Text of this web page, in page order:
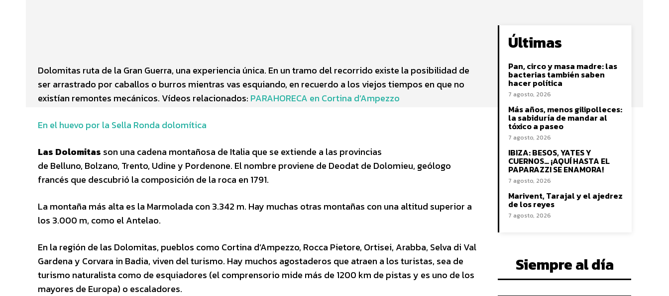
Dolomitas ruta de la Gran Guerra, una experiencia única. En un tramo del recorrido existe la posibilidad de
ser arrastrado por caballos o burros mientras vas esquiando, en recuerdo a los viejos tiempos en que no
existían remontes mecánicos. Vídeos relacionados: PARAHORECA en Cortina d’Ampezzo
En el huevo por la Sella Ronda dolomítica
Las Dolomitas son una cadena montañosa de Italia que se extiende a las provincias
de Belluno, Bolzano, Trento, Udine y Pordenone. El nombre proviene de Deodat de Dolomieu, geólogo
francés que descubrió la composición de la roca en 1791.
La montaña más alta es la Marmolada con 3.342 m. Hay muchas otras montañas con una altitud superior a
los 3.000 m, como el Antelao.
En la región de las Dolomitas, pueblos como Cortina d’Ampezzo, Rocca Pietore, Ortisei, Arabba, Selva di Val
Gardena y Corvara in Badia, viven del turismo. Hay muchos agostaderos que atraen a los turistas, sea de
turismo naturalista como de esquiadores (el comprensorio mide más de 1200 km de pistas y es uno de los
mayores de Europa) o escaladores.
Últimas
Pan, circo y masa madre: las
bacterias también saben
hacer política
7 agosto, 2026
Más años, menos gilipolleces:
la sabiduría de mandar al
tóxico a paseo
7 agosto, 2026
IBIZA: BESOS, YATES Y
CUERNOS… ¡AQUÍ HASTA EL
PAPARAZZI SE ENAMORA!
7 agosto, 2026
Marivent, Tarajal y el ajedrez
de los reyes
7 agosto, 2026
Siempre al día